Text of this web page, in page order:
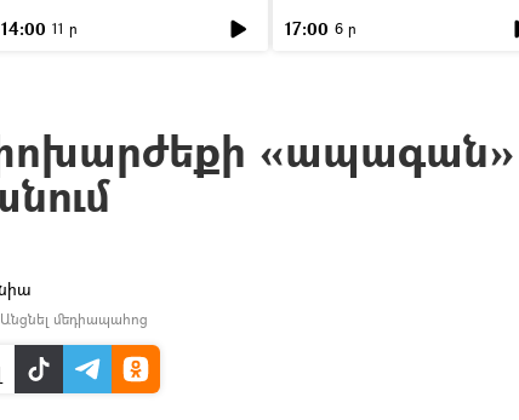
14:00 11 ր 17:00 6 ր
«ապագան»
Անցնել մեդիապահոց